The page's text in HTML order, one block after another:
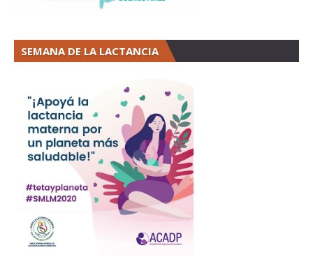
SEMANA DE LA LACTANCIA